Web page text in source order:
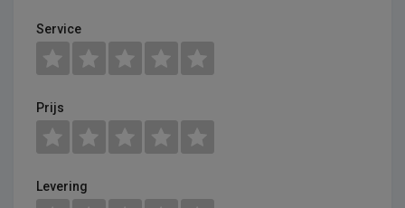
Service
Prijs
Levering